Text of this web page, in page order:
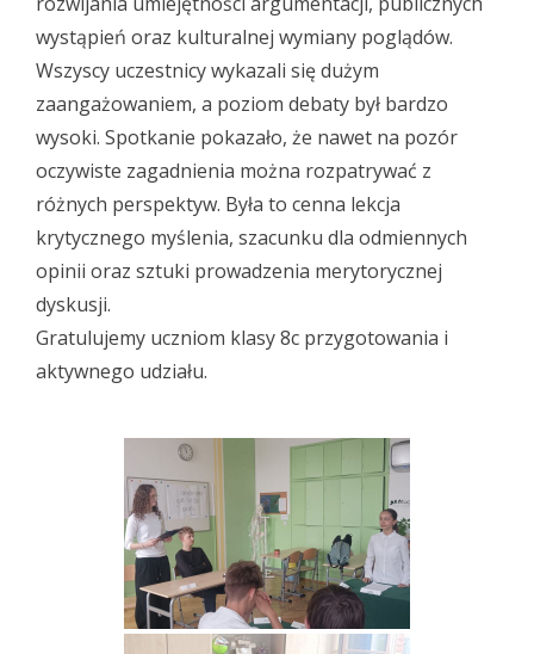
wystąpień oraz kulturalnej wymiany poglądów.
Wszyscy uczestnicy wykazali się dużym
zaangażowaniem, a poziom debaty był bardzo
wysoki. Spotkanie pokazało, że nawet na pozór
oczywiste zagadnienia można rozpatrywać z
różnych perspektyw. Była to cenna lekcja
krytycznego myślenia, szacunku dla odmiennych
opinii oraz sztuki prowadzenia merytorycznej
dyskusji.
Gratulujemy uczniom klasy 8c przygotowania i
aktywnego udziału.